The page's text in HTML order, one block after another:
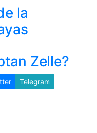
la
Zelle?
Telegram